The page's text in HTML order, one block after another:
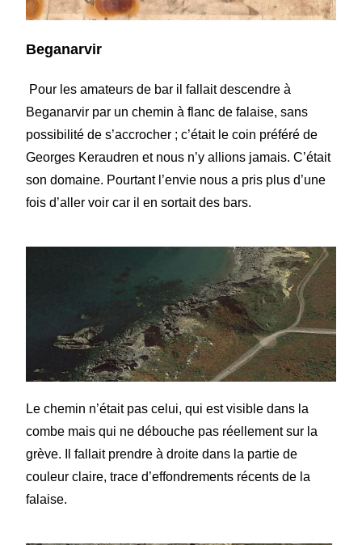
Beganarvir
Pour les amateurs de bar il fallait descendre à
Beganarvir par un chemin à flanc de falaise, sans
possibilité de s’accrocher ; c’était le coin préféré de
Georges Keraudren et nous n’y allions jamais. C’était
son domaine. Pourtant l’envie nous a pris plus d’une
fois d’aller voir car il en sortait des bars.
Le chemin n’était pas celui, qui est visible dans la
combe mais qui ne débouche pas réellement sur la
grève. Il fallait prendre à droite dans la partie de
couleur claire, trace d’effondrements récents de la
falaise.